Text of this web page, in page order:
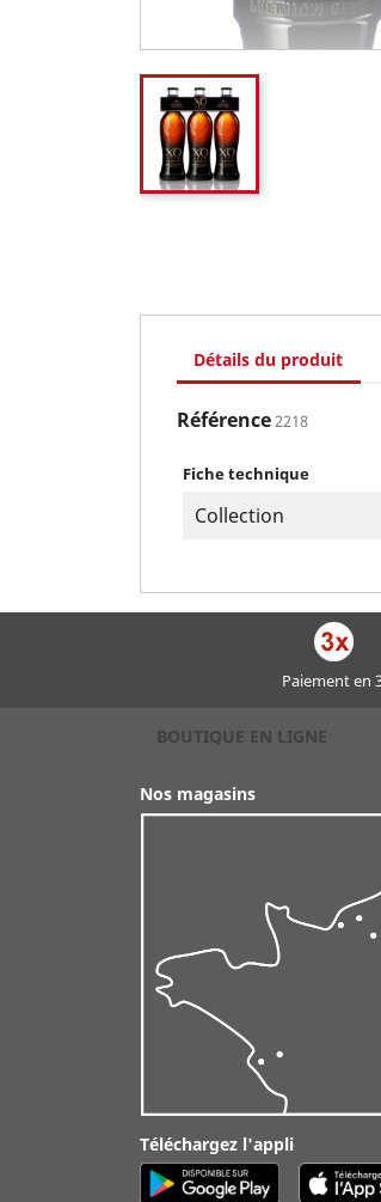
Détails du produit
Référence2218
Fiche technique
Collection
Paiement en
BOUTIQUE EN LIGNE
Nos magasins
Téléchargez l'appli